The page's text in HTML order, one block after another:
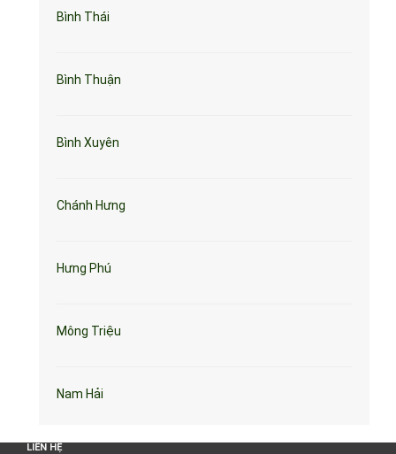
Bình Thái
Bình Thuận
Bình Xuyên
Chánh Hưng
Hưng Phú
Mông Triệu
Nam Hải
LIÊN HỆ